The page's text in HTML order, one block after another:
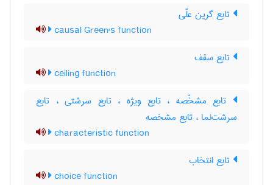
تابع گرین علّی
causal Green's function
تابع سقف
ceiling function
تابع مشخّصه ، تابع ویژه ، تابع سرشتی ، تابع
سرشت‌نما ، تابع مشخصه
characteristic function
تابع انتخاب
choice function